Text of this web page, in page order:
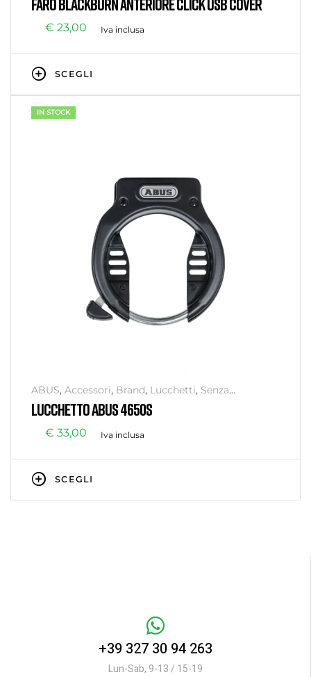
€ 23,00 Iva inclusa
SCEGLI
IN STOCK
ABUS, Accessori, Brand, Lucchetti, Senza
categoria,Sicurezza
LUCCHETTO ABUS 4650S
€ 33,00 Iva inclusa
SCEGLI
+39 327 30 94 263
Lun-Sab, 9-13 / 15-19